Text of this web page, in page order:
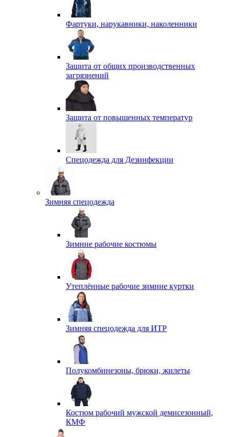
Фартуки, нарукавники, наколенники
Защита от общих производственных
загрязнений
Защита от повышенных температур
Спецодежда для Дезинфекции
Зимняя спецодежда
Зимние рабочие костюмы
Утеплённые рабочие зимние куртки
Зимняя спецодежда для ИТР
Полукомбинезоны, брюки, жилеты
Костюм рабочий мужской демисезонный,
КМФ